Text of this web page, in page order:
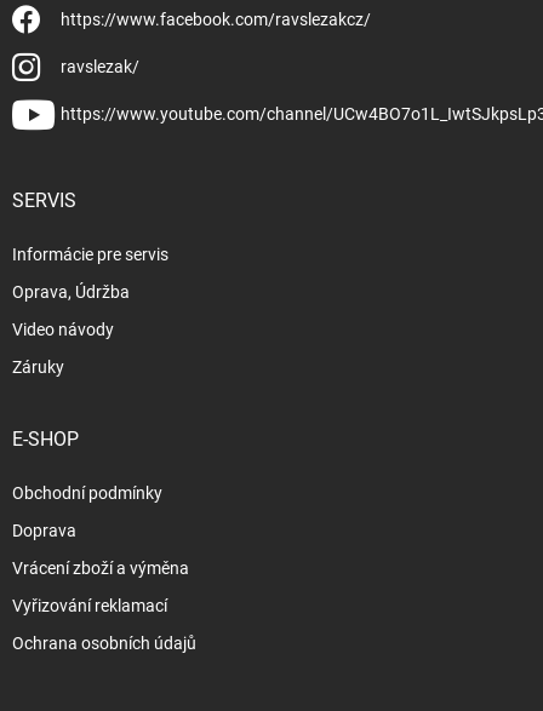
https://www.facebook.com/ravslezakcz/
ravslezak/
https://www.youtube.com/channel/
SERVIS
Informácie pre servis
Oprava, Údržba
Video návody
Záruky
E-SHOP
Obchodní podmínky
Doprava
Vrácení zboží a výměna
Vyřizování reklamací
Ochrana osobních údajů